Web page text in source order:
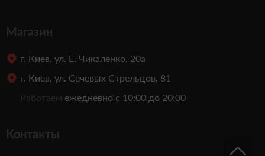
Магазин
г. Киев, ул. Е. Чикаленко, 20а
г. Киев, ул. Сечевых Стрельцов, 81
Работаем ежедневно с 10:00 до 20:00
Контакты